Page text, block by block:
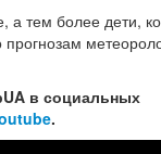
а тем более дети,
в социальных
.